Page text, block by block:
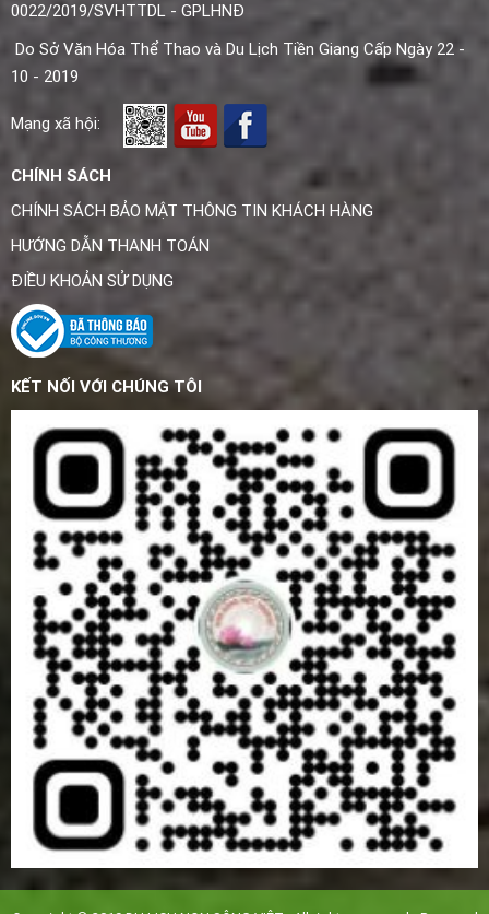
0022/2019/SVHTTDL - GPLHNĐ
Do Sở Văn Hóa Thể Thao và Du Lịch Tiền Giang Cấp Ngày 22 -
10 - 2019
Mạng xã hội:
CHÍNH SÁCH
CHÍNH SÁCH BẢO MẬT THÔNG TIN KHÁCH HÀNG
HƯỚNG DẪN THANH TOÁN
ĐIỀU KHOẢN SỬ DỤNG
KẾT NỐI VỚI CHÚNG TÔI